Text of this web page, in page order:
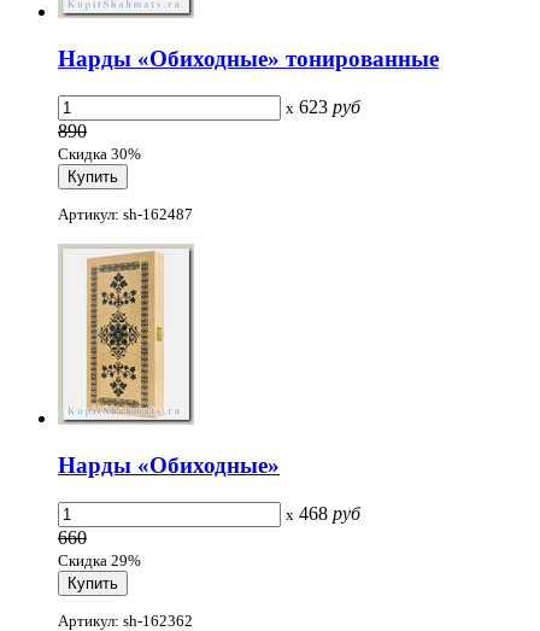
Нарды «Обиходные» тонированные
x 623 руб
890
Скидка 30%
Артикул: sh-162487
Нарды «Обиходные»
x 468 руб
660
Скидка 29%
Артикул: sh-162362